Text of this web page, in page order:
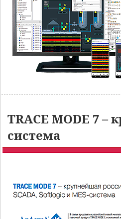
TRACE MODE 7 –
система